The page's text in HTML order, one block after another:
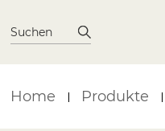
Suchen
Home Produkte